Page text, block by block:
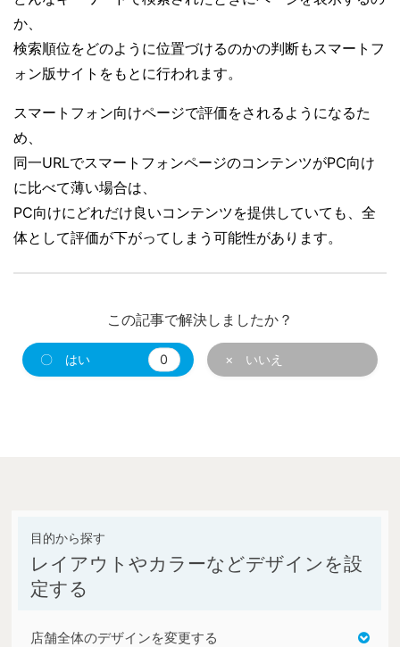
か、
検索順位をどのように位置づけるのかの判断もスマートフ
ォン版サイトをもとに行われます。
スマートフォン向けページで評価をされるようになるた
め、
同一URLでスマートフォンページのコンテンツがPC向け
に比べて薄い場合は、
PC向けにどれだけ良いコンテンツを提供していても、全
体として評価が下がってしまう可能性があります。
この記事で解決しましたか？
〇 はい 0 × いいえ
レイアウトやカラーなどデザインを設
定する
店舗全体のデザインを変更する